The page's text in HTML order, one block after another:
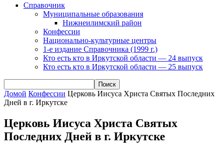
Справочник
Муниципальные образования
Нижнеилимский район
Конфессии
Национально-культурные центры
1-е издание Справочника (1999 г.)
Кто есть кто в Иркутской области — 24 выпуск
Кто есть кто в Иркутской области — 25 выпуск
Домой Конфессии Церковь Иисуса Христа Святых Последних
Дней в г. Иркутске
Церковь Иисуса Христа Святых
Последних Дней в г. Иркутске